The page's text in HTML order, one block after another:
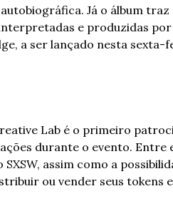
Já o álbum traz
e produzidas
a ser lançado nesta sexta-
Lab é o primeiro
durante o evento. Entre
assim como a
ou vender seus tokens